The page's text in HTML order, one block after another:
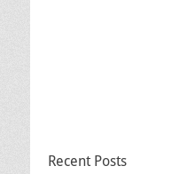
Recent Posts